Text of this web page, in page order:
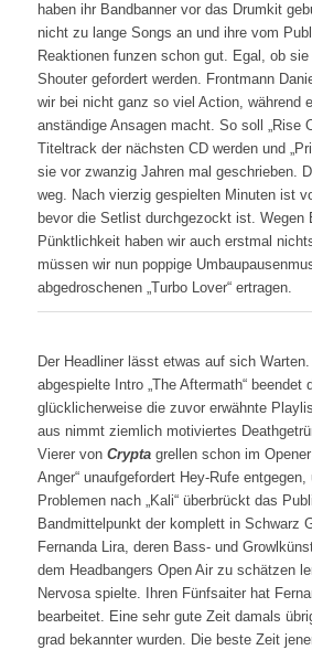
haben ihr Bandbanner vor das Drumkit
nicht zu lange Songs an und ihre vom
Reaktionen funzen schon gut. Egal, ob
Shouter gefordert werden. Frontmann
wir bei nicht ganz so viel Action, während
anständige Ansagen macht. So soll „Rise
Titeltrack der nächsten CD werden und
sie vor zwanzig Jahren mal geschrieben.
weg. Nach vierzig gespielten Minuten ist
bevor die Setlist durchgezockt ist. Wegen
Pünktlichkeit haben wir auch erstmal
müssen wir nun poppige
abgedroschenen „Turbo Lover“ ertragen.
Der Headliner lässt etwas auf sich
abgespielte Intro „The Aftermath“ beendet
glücklicherweise die zuvor erwähnte
aus nimmt ziemlich motiviertes
Vierer von Crypta grellen schon im
Anger“ unaufgefordert Hey-Rufe
Problemen nach „Kali“ überbrückt das
Bandmittelpunkt der komplett in Schwarz
Fernanda Lira, deren Bass- und
dem Headbangers Open Air zu schätzen
Nervosa spielte. Ihren Fünfsaiter hat
bearbeitet. Eine sehr gute Zeit damals
grad bekannter wurden. Die beste Zeit